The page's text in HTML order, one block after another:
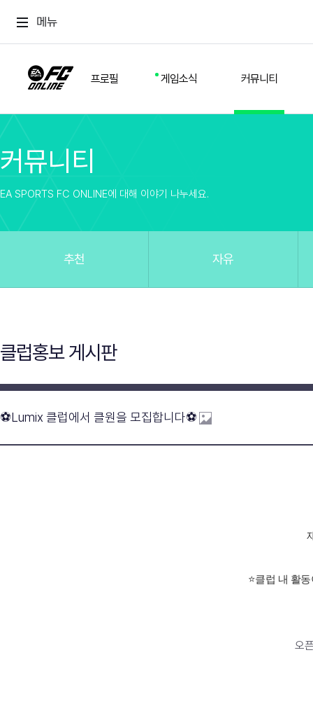
메뉴
프로필 게임소식 커뮤니티
스쿼드
커뮤니티
방명록
업데이트
유저 가이드
게임 플레이 버그 제보
커뮤니티
EA SPORTS FC ONLINE에 대해 이야기 나누세요.
추천 자유
클럽홍보 게시판
⚽️Lumix 클럽에서 클원을 모집합니다⚽️
⭐클럽 내 활
오